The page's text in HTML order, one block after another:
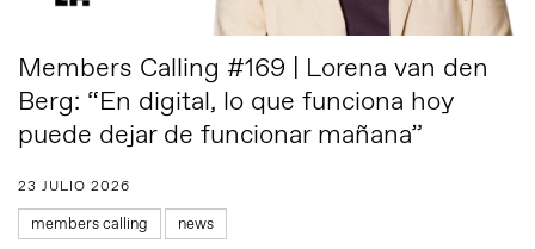
Members Calling #169 | Lorena van den
Berg: “En digital, lo que funciona hoy
puede dejar de funcionar mañana”
23 JULIO 2026
members calling news